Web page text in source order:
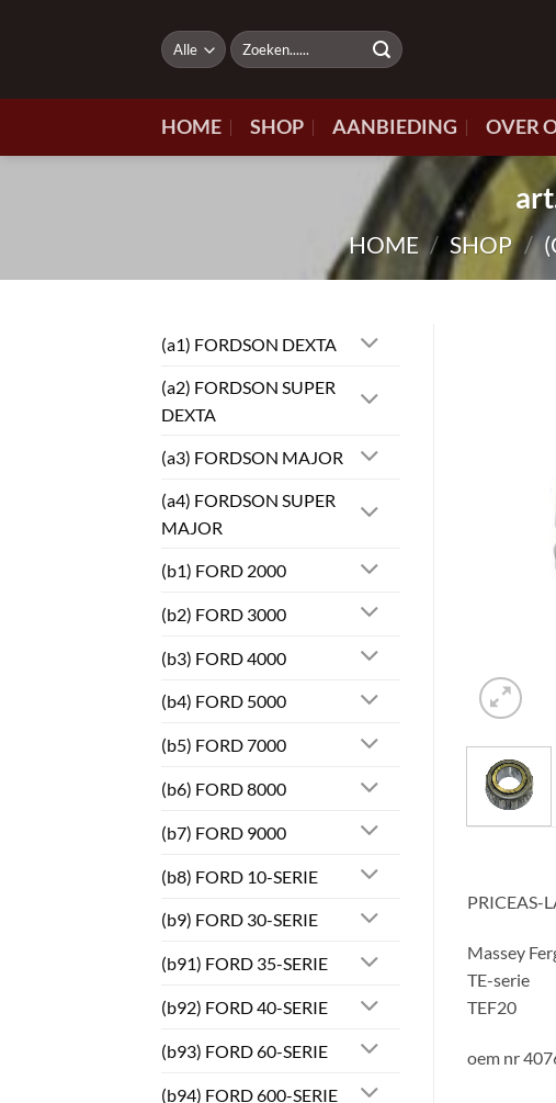
Zoeken
naar:
HOME SHOP AANBIEDING OVER
HOME / SHOP /
(a1) FORDSON DEXTA
(a2) FORDSON SUPER
DEXTA
(a3) FORDSON MAJOR
(a4) FORDSON SUPER
MAJOR
(b1) FORD 2000
(b2) FORD 3000
(b3) FORD 4000
(b4) FORD 5000
(b5) FORD 7000
(b6) FORD 8000
(b7) FORD 9000
(b8) FORD 10-SERIE
(b9) FORD 30-SERIE
(b91) FORD 35-SERIE
(b92) FORD 40-SERIE
(b93) FORD 60-SERIE
(b94) FORD 600-SERIE
PRICEAS-
Massey
TE-serie
TEF20
oem nr